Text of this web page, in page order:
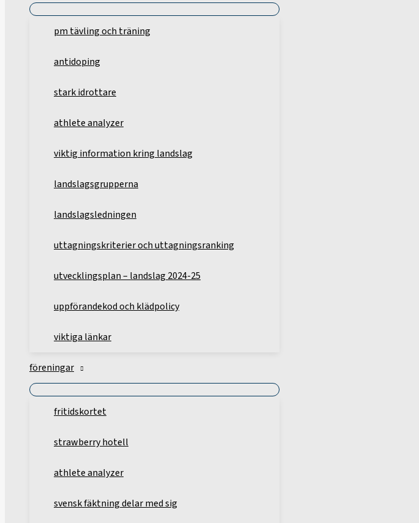
pm tävling och träning
antidoping
stark idrottare
athlete analyzer
viktig information kring landslag
landslagsgrupperna
landslagsledningen
uttagningskriterier och uttagningsranking
utvecklingsplan – landslag 2024-25
uppförandekod och klädpolicy
viktiga länkar
föreningar
fritidskortet
strawberry hotell
athlete analyzer
svensk fäktning delar med sig